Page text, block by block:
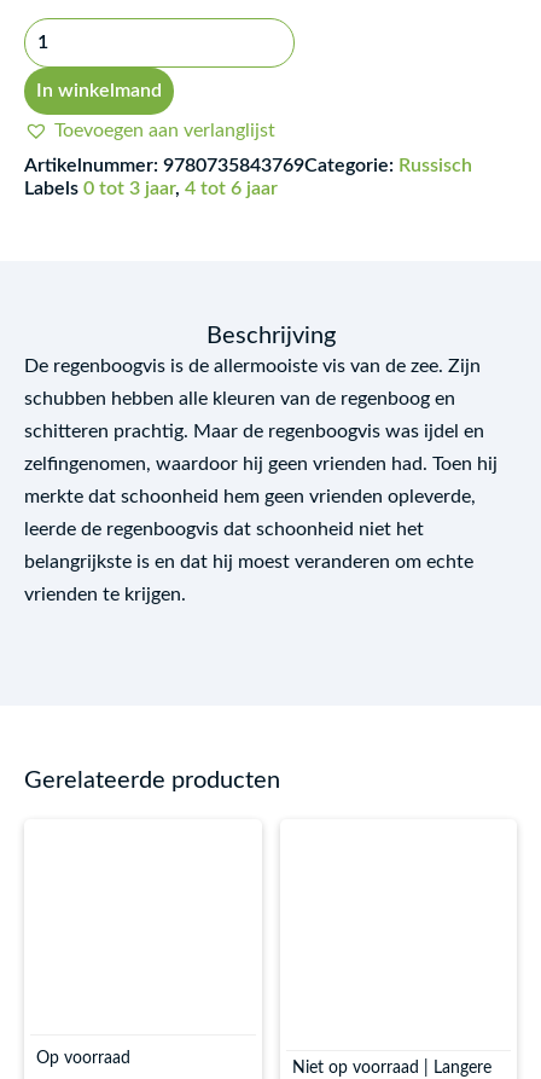
regenboogvis:
Russisch
-
Engels
In winkelmand
Toevoegen aan verlanglijst
Artikelnummer: 9780735843769Categorie: Russisch
Labels 0 tot 3 jaar, 4 tot 6 jaar
Beschrijving
De regenboogvis is de allermooiste vis van de zee. Zijn
schubben hebben alle kleuren van de regenboog en
schitteren prachtig. Maar de regenboogvis was ijdel en
zelfingenomen, waardoor hij geen vrienden had. Toen hij
merkte dat schoonheid hem geen vrienden opleverde,
leerde de regenboogvis dat schoonheid niet het
belangrijkste is en dat hij moest veranderen om echte
vrienden te krijgen.
Gerelateerde producten
Op voorraad
Niet op voorraad | Langere